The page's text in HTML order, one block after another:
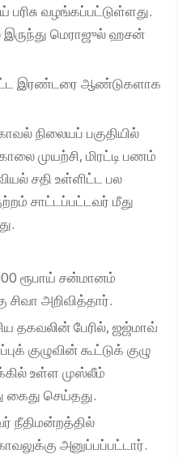
பரிசு வழங்கப்பட்டுள்ளது.
இருந்து மெராஜுல் ஹசன்
இரண்டரை ஆண்டுகளாக
நிலையப் பகுதியில்
முயற்சி, மிரட்டி பணம்
சதி உள்ளிட்ட பல
சாட்டப்பட்டவர் மீது
ரூபாய் சன்மானம்
சிவா அறிவித்தார்.
தகவலின் பேரில், ஜஜ்மாவ்
குழுவின் கூட்டுக் குழு
உள்ள முஸ்லீம்
கைது செய்தது.
நீதிமன்றத்தில்
அனுப்பப்பட்டார்.